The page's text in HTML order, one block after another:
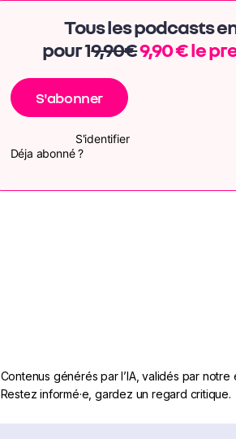
Tous les podcasts
pour 19,90€9,90 € le
S'abonner
Déja abonné ?
S'identifier
Contenus générés par l’IA, validés par notre
Restez informé·e, gardez un regard critique.